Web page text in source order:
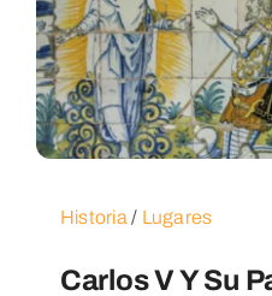
Historia / Lugares
Carlos V Y Su